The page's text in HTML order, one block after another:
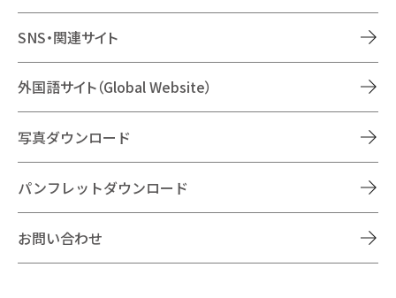
SNS・関連サイト
外国語サイト（Global Website）
写真ダウンロード
パンフレットダウンロード
お問い合わせ